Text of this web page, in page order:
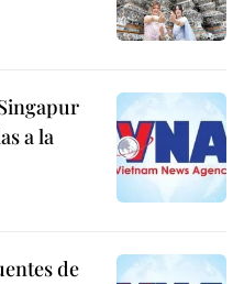
a la
de